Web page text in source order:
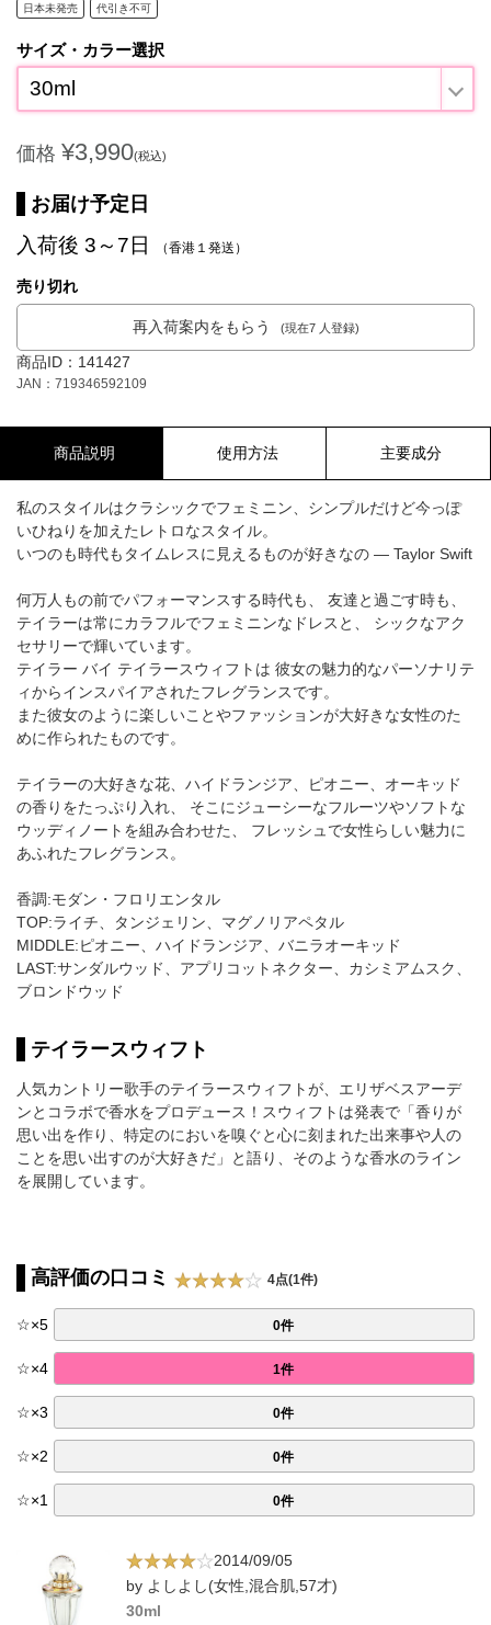
日本未発売 代引き不可
サイズ・カラー選択
30ml
価格 ¥3,990(税込)
お届け予定日
入荷後 3～7日 （香港１発送）
売り切れ
再入荷案内をもらう (現在7 人登録)
商品ID：141427
JAN：719346592109
商品説明 使用方法 主要成分
私のスタイルはクラシックでフェミニン、シンプルだけど今っぽ
いひねりを加えたレトロなスタイル。
いつのも時代もタイムレスに見えるものが好きなの ― Taylor Swift
何万人もの前でパフォーマンスする時代も、 友達と過ごす時も、
テイラーは常にカラフルでフェミニンなドレスと、 シックなアク
セサリーで輝いています。
テイラー バイ テイラースウィフトは 彼女の魅力的なパーソナリテ
ィからインスパイアされたフレグランスです。
また彼女のように楽しいことやファッションが大好きな女性のた
めに作られたものです。
テイラーの大好きな花、ハイドランジア、ピオニー、オーキッド
の香りをたっぷり入れ、 そこにジューシーなフルーツやソフトな
ウッディノートを組み合わせた、 フレッシュで女性らしい魅力に
あふれたフレグランス。
香調:モダン・フロリエンタル
TOP:ライチ、タンジェリン、マグノリアペタル
MIDDLE:ピオニー、ハイドランジア、バニラオーキッド
LAST:サンダルウッド、アプリコットネクター、カシミアムスク、
ブロンドウッド
テイラースウィフト
人気カントリー歌手のテイラースウィフトが、エリザベスアーデ
ンとコラボで香水をプロデュース！スウィフトは発表で「香りが
思い出を作り、特定のにおいを嗅ぐと心に刻まれた出来事や人の
ことを思い出すのが大好きだ」と語り、そのような香水のライン
を展開しています。
高評価の口コミ 4点(1件)
☆×5 0件
☆×4 1件
☆×3 0件
☆×2 0件
☆×1 0件
2014/09/05
by よしよし(女性,混合肌,57才)
30ml